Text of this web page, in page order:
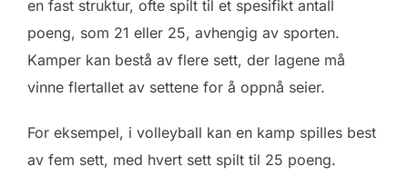
en fast struktur, ofte spilt til et spesifikt antall
poeng, som 21 eller 25, avhengig av sporten.
Kamper kan bestå av flere sett, der lagene må
vinne flertallet av settene for å oppnå seier.
For eksempel, i volleyball kan en kamp spilles best
av fem sett, med hvert sett spilt til 25 poeng.